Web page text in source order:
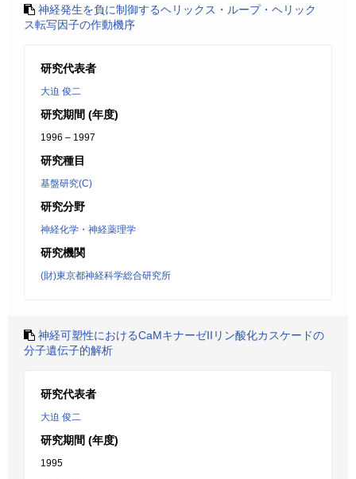
神経発生を負に制御するヘリックス・ループ・ヘリック
ス転写因子の作動機序
研究代表者
大迫 俊二
研究期間 (年度)
1996 – 1997
研究種目
基盤研究(C)
研究分野
神経化学・神経薬理学
研究機関
(財)東京都神経科学総合研究所
神経可塑性におけるCaMキナーゼIIリン酸化カスケードの
分子遺伝子的解析
研究代表者
大迫 俊二
研究期間 (年度)
1995